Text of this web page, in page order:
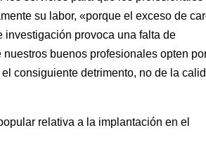
su labor, «porque el exceso de
provoca una falta de
buenos profesionales opten
consiguiente detrimento, no de la
relativa a la implantación en el